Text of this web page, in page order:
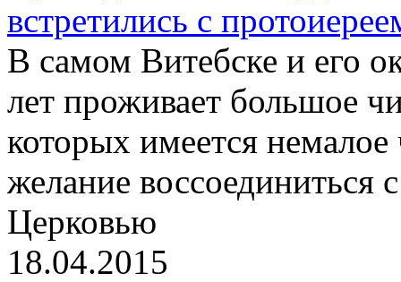
встретились с
В самом Витебске и его
лет проживает большое
которых имеется
желание воссоединиться
Церковью
18.04.2015